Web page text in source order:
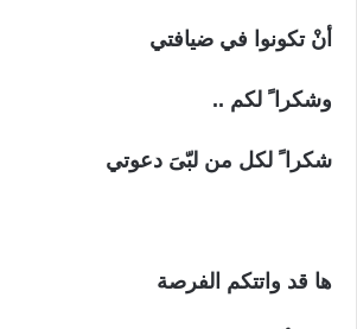
أنْ تكونوا في ضيافتي
وشكرا ً لكم ..
شكرا ً لكل من لبّىَ دعوتي
ها قد واتتكم الفرصة